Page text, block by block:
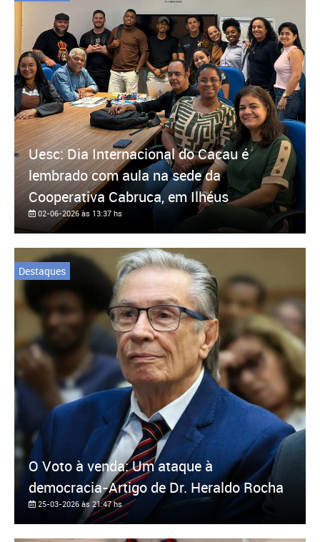
Uesc: Dia Internacional do Cacau é
lembrado com aula na sede da
Cooperativa Cabruca, em Ilhéus
02-06-2026 às 13:37 hs
Destaques
O Voto à venda: Um ataque à
democracia-Artigo de Dr. Heraldo Rocha
25-03-2026 às 21:47 hs